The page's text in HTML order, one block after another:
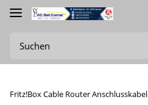
Fritz!Box Cable Router Anschlusskabel